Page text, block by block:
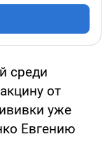
среди
от
уже
Евгению